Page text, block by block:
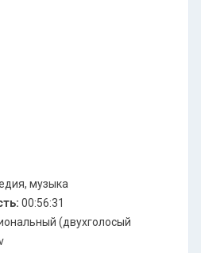
музыка
00:56:31
(двухголосый